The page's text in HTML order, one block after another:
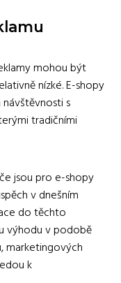
mohou být
nízké. E-shopy
s
tradičními
jsou pro e-shopy
v dnešním
do těchto
výhodu v podobě
marketingových
k